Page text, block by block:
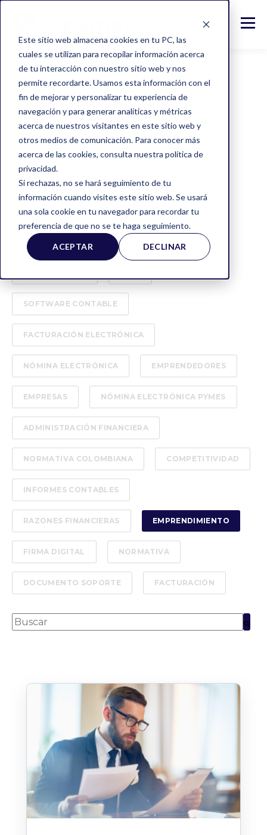
Este sitio web almacena cookies en tu PC, las
cuales se utilizan para recopilar información acerca
de tu interacción con nuestro sitio web y nos
permite recordarte. Usamos esta información con el
fin de mejorar y personalizar tu experiencia de
navegación y para generar analíticas y métricas
acerca de nuestros visitantes en este sitio web y
otros medios de comunicación. Para conocer más
acerca de las cookies, consulta nuestra política de
privacidad.
Si rechazas, no se hará seguimiento de tu
información cuando visites este sitio web. Se usará
una sola cookie en tu navegador para recordar tu
preferencia de que no se te haga seguimiento.
ACEPTAR DECLINAR
TOPIC
Emprendimiento
ALL PYMES TIPS
SOFTWARE CONTABLE
FACTURACIÓN ELECTRÓNICA
NÓMINA ELECTRÓNICA EMPRENDEDORES
EMPRESAS NÓMINA ELECTRÓNICA PYMES
ADMINISTRACIÓN FINANCIERA
NORMATIVA COLOMBIANA COMPETITIVIDAD
INFORMES CONTABLES
RAZONES FINANCIERAS EMPRENDIMIENTO
FIRMA DIGITAL NORMATIVA
DOCUMENTO SOPORTE FACTURACIÓN
Esto es un campo de búsqueda con una función de